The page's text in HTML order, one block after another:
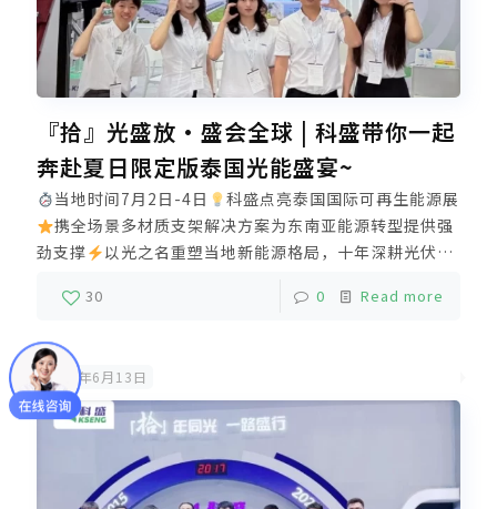
『拾』光盛放·盛会全球 | 科盛带你一起
奔赴夏日限定版泰国光能盛宴~
当地时间7月2日-4日
科盛点亮泰国国际可再生能源展
携全场景多材质支架解决方案为东南亚能源转型提供强
劲支撑
以光之名重塑当地新能源格局，十年深耕光伏市
我们始终坚守着
源更好地守护绿色家园使命，与全球客户携手同行，破解
持长期主义，依托厦门、漳州双基地垂直一体化生产，精
工制造高品质光伏支架解决方案，强力支撑全球新能源推
广及零碳发展。
30 0 Read more
2025年6月13日